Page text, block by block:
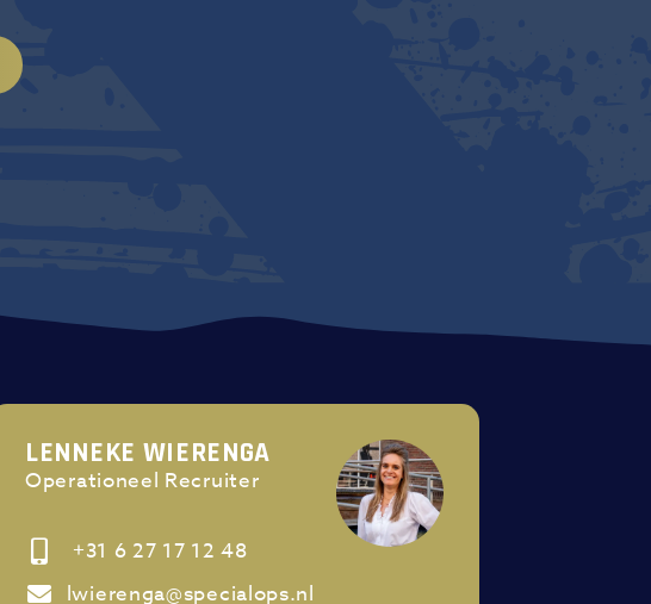
LENNEKE WIERENGA
Operationeel Recruiter
+31 6 27 17 12 48
lwierenga@specialops.nl